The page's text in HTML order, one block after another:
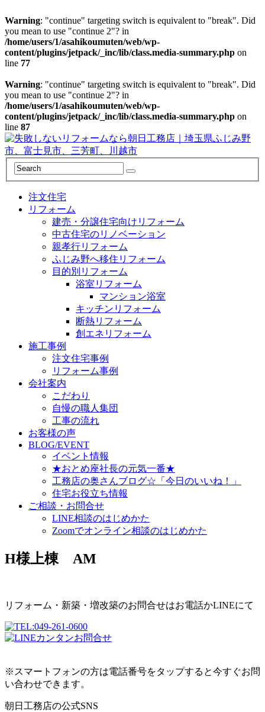
Warning: "continue" targeting switch is equivalent to "break". Did
you mean to use "continue 2"? in
/home/users/1/asahikoumuten/web/wp-
content/plugins/jetpack/_inc/lib/class.media-summary.php on
line 77
Warning: "continue" targeting switch is equivalent to "break". Did
you mean to use "continue 2"? in
/home/users/1/asahikoumuten/web/wp-
content/plugins/jetpack/_inc/lib/class.media-summary.php on
line 87
注文住宅
リフォーム
建売・分譲住宅向けリフォーム
中古住宅のリノベーション
親孝行リフォーム
ふじみ野へ移住リフォーム
目的別リフォーム
浴室リフォーム
マンション浴室
キッチンリフォーム
断熱リフォーム
創エネリフォーム
施工事例
注文住宅事例
リフォーム事例
会社案内
こだわり
自慢の職人集団
工事の流れ
お客様の声
BLOG/EVENT
イベント情報
★おとめ座社長の元気一番★
工務店の奥さんブログ☆「今日のいいね！」
住宅お役立ち情報
ご相談・お問合せ
LINE相談のはじめかた
Zoomでオンライン相談のはじめかた
H様上棟 AM
リフォーム・新築・増改築のお問合せはお電話かLINEにて
※スマートフォンの方は電話番号をタップすると今すぐお問
い合わせできます。
朝日工務店の公式SNS